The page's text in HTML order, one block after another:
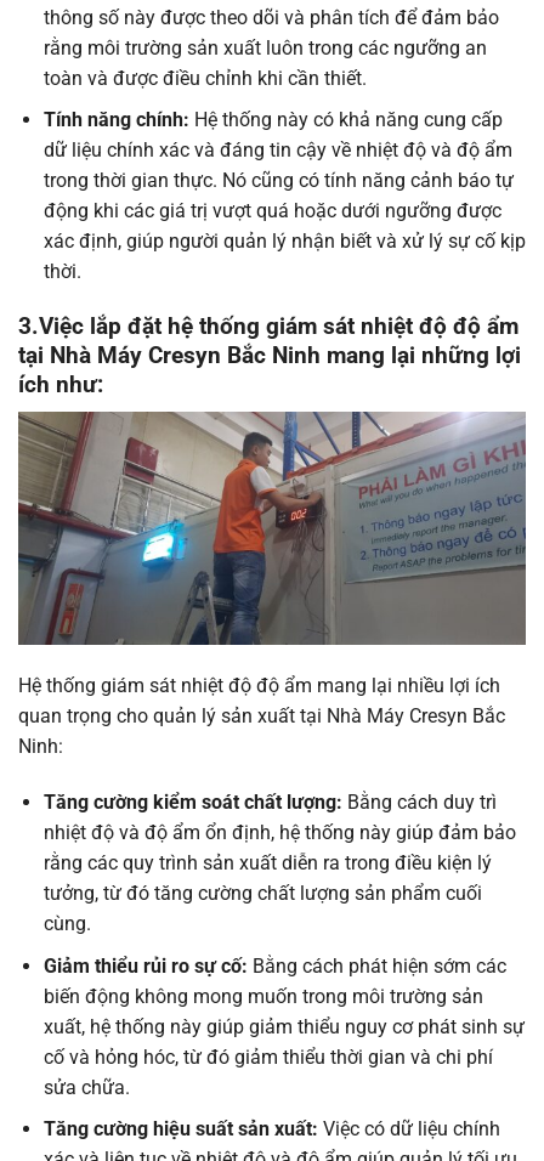
thông số này được theo dõi và phân tích để đảm bảo
rằng môi trường sản xuất luôn trong các ngưỡng an
toàn và được điều chỉnh khi cần thiết.
Tính năng chính: Hệ thống này có khả năng cung cấp
dữ liệu chính xác và đáng tin cậy về nhiệt độ và độ ẩm
trong thời gian thực. Nó cũng có tính năng cảnh báo tự
động khi các giá trị vượt quá hoặc dưới ngưỡng được
xác định, giúp người quản lý nhận biết và xử lý sự cố kịp
thời.
3.Việc lắp đặt hệ thống giám sát nhiệt độ độ ẩm
tại Nhà Máy Cresyn Bắc Ninh mang lại những lợi
ích như:
Hệ thống giám sát nhiệt độ độ ẩm mang lại nhiều lợi ích
quan trọng cho quản lý sản xuất tại Nhà Máy Cresyn Bắc
Ninh:
Tăng cường kiểm soát chất lượng: Bằng cách duy trì
nhiệt độ và độ ẩm ổn định, hệ thống này giúp đảm bảo
rằng các quy trình sản xuất diễn ra trong điều kiện lý
tưởng, từ đó tăng cường chất lượng sản phẩm cuối
cùng.
Giảm thiểu rủi ro sự cố: Bằng cách phát hiện sớm các
biến động không mong muốn trong môi trường sản
xuất, hệ thống này giúp giảm thiểu nguy cơ phát sinh sự
cố và hỏng hóc, từ đó giảm thiểu thời gian và chi phí
sửa chữa.
Tăng cường hiệu suất sản xuất: Việc có dữ liệu chính